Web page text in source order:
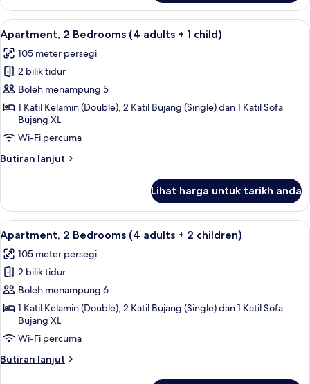
2
Bedrooms
(4
adults)
Lihat
semua
foto
untuk
Apartment,
2
Bedrooms
(4
adults
child)
2 bilik tidur, peti besi dalam bilik,
11
Apartment, 2 Bedrooms (4 adults + 1 child)
105 meter persegi
2 bilik tidur
Boleh menampung 5
1 Katil Kelamin (Double), 2 Katil Bujang (Single) dan 1 Katil Sofa
Bujang XL
Wi-Fi percuma
Butiran lanjut
Butiran
2
Bedrooms
(4
adults
+
child)
Lihat harga untuk tarikh anda
Lihat
semua
foto
untuk
Apartment,
2
Bedrooms
(4
adults
2 bilik tidur, peti besi dalam bilik,
11
Apartment, 2 Bedrooms (4 adults + 2 children)
105 meter persegi
2 bilik tidur
Boleh menampung 6
1 Katil Kelamin (Double), 2 Katil Bujang (Single) dan 1 Katil Sofa
Bujang XL
Wi-Fi percuma
Butiran lanjut
Butiran